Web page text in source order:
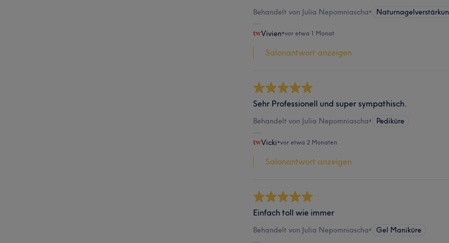
Behandelt von Julia Nepomniascha•
Vivien•vor etwa 1 Monat
Salonantwort anzeigen
Sehr Professionell und super sympathisch.
Behandelt von Julia Nepomniascha• Pediküre
Vicki•vor etwa 2 Monaten
Salonantwort anzeigen
Einfach toll wie immer
Behandelt von Julia Nepomniascha• Gel Maniküre